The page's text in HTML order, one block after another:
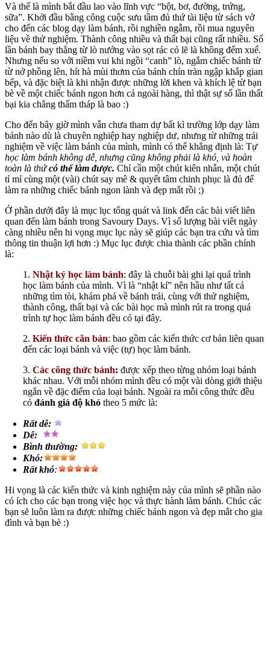
Và thế là mình bắt đầu lao vào lĩnh vực “bột, bơ, đường, trứng,
sữa”. Khởi đầu bằng công cuộc sưu tầm đủ thứ tài liệu từ sách vở
cho đến các blog dạy làm bánh, rồi nghiền ngẫm, rồi mua nguyên
liệu về thử nghiệm. Thành công nhiều và thất bại cũng rất nhiều. Số
lần bánh bay thẳng từ lò nướng vào sọt rác có lẽ là không đếm xuể.
Nhưng nếu so với niềm vui khi ngồi “canh” lò, ngắm chiếc bánh từ
từ nở phồng lên, hít hà mùi thơm của bánh chín tràn ngập khắp gian
bếp, và đặc biệt là khi nhận được những lời khen và khích lệ từ bạn
bè về một chiếc bánh ngon hơn cả ngoài hàng, thì thật sự số lần thất
bại kia chẳng thấm tháp là bao :)
Cho đến bây giờ mình vẫn chưa tham dự bất kì trường lớp dạy làm
bánh nào dù là chuyên nghiệp hay nghiệp dư, nhưng từ những trải
nghiệm về việc làm bánh của mình, mình có thể khẳng định là: Tự
học làm bánh không dễ, nhưng cũng không phải là khó, và hoàn
toàn là thứcó thể làm được. Chỉ cần một chút kiên nhẫn, một chút
tỉ mỉ cùng một (vài) chút say mê & quyết tâm chinh phục là đủ để
làm ra những chiếc bánh ngon lành và đẹp mắt rồi ;)
Ở phần dưới đây là mục lục tổng quát và link đến các bài viết liên
quan đến làm bánh trong Savoury Days. Vì số lượng bài viêt ngày
càng nhiều nên hi vọng mục lục này sẽ giúp các bạn tra cứu và tìm
thông tin thuận lợi hơn :) Mục lục được chia thành các phần chính
là:
1. Nhật ký học làm bánh: đây là chuỗi bài ghi lại quá trình
học làm bánh của mình. Vì là “nhật kí” nên hầu như tất cả
những tìm tòi, khám phá về bánh trái, cùng với thử nghiệm,
thành công, thất bại và các bài học mà mình rút ra trong quá
trình tự học làm bánh đều có tại đây.
2. Kiến thức căn bản: bao gồm các kiến thức cơ bản liên quan
đến các loại bánh và việc (tự) học làm bánh.
3. Các công thức bánh: được xếp theo từng nhóm loại bánh
khác nhau. Với mỗi nhóm mình đều có một vài dòng giới thiệu
ngắn về đặc điểm của loại bánh. Ngoài ra mỗi công thức đều
có đánh giá độ khó theo 5 mức là:
Rất dễ:
Dễ:
Bình thường:
Khó:
Rất khó:
Hi vọng là các kiến thức và kinh nghiệm này của mình sẽ phần nào
có ích cho các bạn trong việc học và thực hành làm bánh. Chúc các
bạn sẽ luôn làm ra được những chiếc bánh ngon và đẹp mắt cho gia
đình và bạn bè :)